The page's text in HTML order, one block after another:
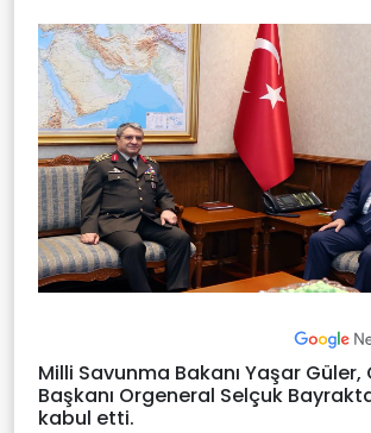
Milli Savunma Bakanı Yaşar
Başkanı Orgeneral Selçuk
kabul etti.